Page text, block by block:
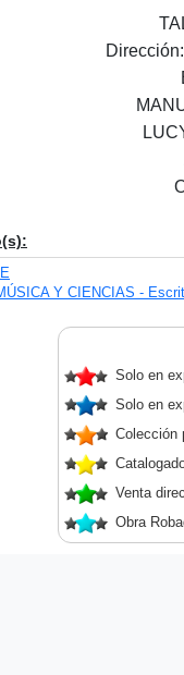
Y CIENCIAS -
Solo en
Solo en
Colección
Venta
Obra